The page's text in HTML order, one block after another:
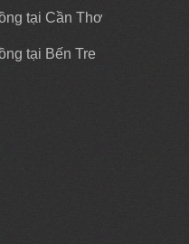
tại Cần Thơ
tại Bến Tre